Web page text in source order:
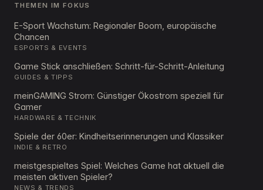
THEMEN IM FOKUS
E-Sport Wachstum: Regionaler Boom, europäische
Chancen
ESPORTS & EVENTS
Game Stick anschließen: Schritt-für-Schritt-Anleitung
GUIDES & TIPPS
meinGAMING Strom: Günstiger Ökostrom speziell für
Gamer
HARDWARE & TECHNIK
Spiele der 60er: Kindheitserinnerungen und Klassiker
INDIE & RETRO
meistgespieltes Spiel: Welches Game hat aktuell die
meisten aktiven Spieler?
NEWS & TRENDS